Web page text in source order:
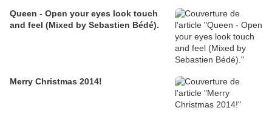
Queen - Open your eyes look touch
and feel (Mixed by Sebastien Bédé).
Merry Christmas 2014!